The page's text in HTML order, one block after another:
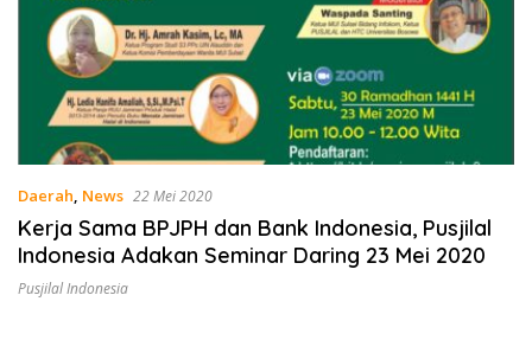
Daerah, News 22 Mei 2020
Kerja Sama BPJPH dan Bank Indonesia, Pusjilal
Indonesia Adakan Seminar Daring 23 Mei 2020
Pusjilal Indonesia